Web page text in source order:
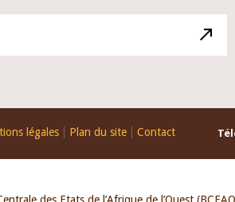
légales Plan du site Contact